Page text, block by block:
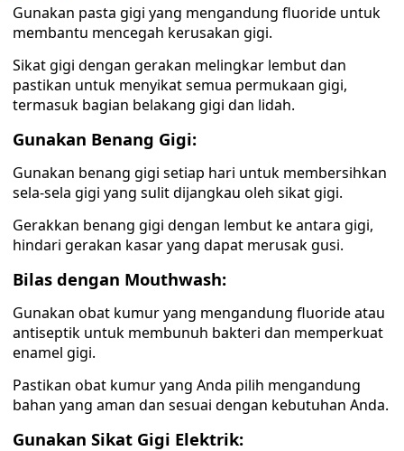
Gunakan pasta gigi yang mengandung fluoride untuk
membantu mencegah kerusakan gigi.
Sikat gigi dengan gerakan melingkar lembut dan
pastikan untuk menyikat semua permukaan gigi,
termasuk bagian belakang gigi dan lidah.
Gunakan Benang Gigi:
Gunakan benang gigi setiap hari untuk membersihkan
sela-sela gigi yang sulit dijangkau oleh sikat gigi.
Gerakkan benang gigi dengan lembut ke antara gigi,
hindari gerakan kasar yang dapat merusak gusi.
Bilas dengan Mouthwash:
Gunakan obat kumur yang mengandung fluoride atau
antiseptik untuk membunuh bakteri dan memperkuat
enamel gigi.
Pastikan obat kumur yang Anda pilih mengandung
bahan yang aman dan sesuai dengan kebutuhan Anda.
Gunakan Sikat Gigi Elektrik: